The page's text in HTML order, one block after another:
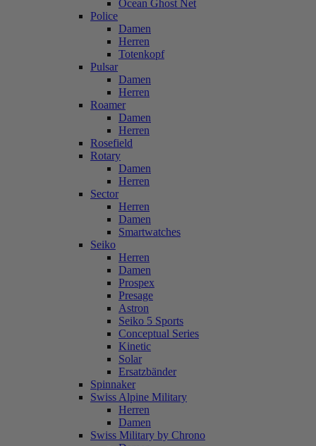
Ocean Ghost Net
Police
Damen
Herren
Totenkopf
Pulsar
Damen
Herren
Roamer
Damen
Herren
Rosefield
Rotary
Damen
Herren
Sector
Herren
Damen
Smartwatches
Seiko
Herren
Damen
Prospex
Presage
Astron
Seiko 5 Sports
Conceptual Series
Kinetic
Solar
Ersatzbänder
Spinnaker
Swiss Alpine Military
Herren
Damen
Swiss Military by Chrono